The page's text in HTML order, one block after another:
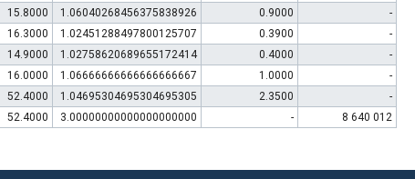
15.8000 1.06040268456375838926 0.9000
-
16.3000 1.02451288497800125707 0.3900
-
14.9000 1.02758620689655172414 0.4000
-
16.0000 1.06666666666666666667 1.0000
-
52.4000 1.04695304695304695305 2.3500
-
52.4000 3.00000000000000000000 - 8 640 012